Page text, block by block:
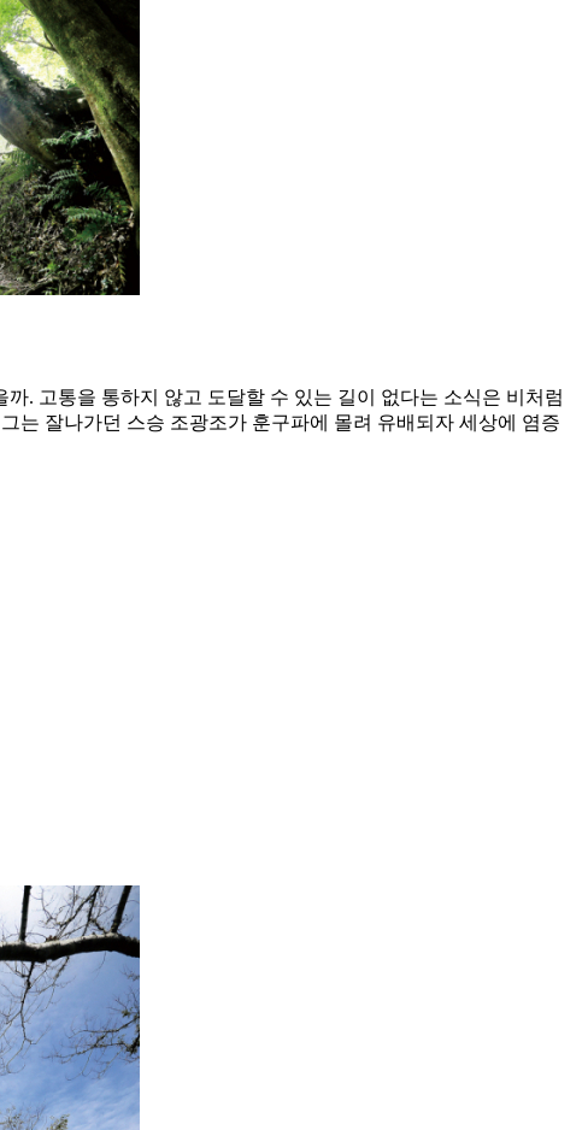
. 고통을 통하지 않고 도달할 수 있는 길이 없다는 소식은 비처럼
는 잘나가던 스승 조광조가 훈구파에 몰려 유배되자 세상에 염증